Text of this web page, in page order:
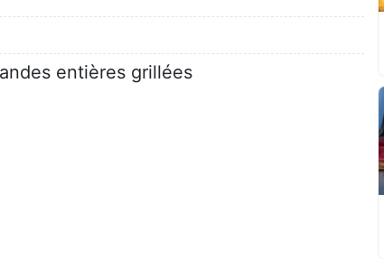
entières grillées